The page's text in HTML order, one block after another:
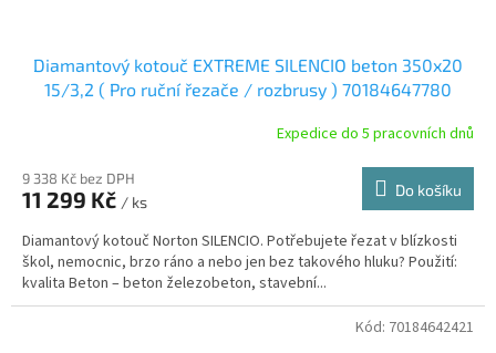
Diamantový kotouč EXTREME SILENCIO beton 350x20
15/3,2 ( Pro ruční řezače / rozbrusy ) 70184647780
Expedice do 5 pracovních dnů
9 338 Kč bez DPH
11 299 Kč / ks
Do košíku
Diamantový kotouč Norton SILENCIO. Potřebujete řezat v blízkosti
škol, nemocnic, brzo ráno a nebo jen bez takového hluku? Použití:
kvalita Beton – beton železobeton, stavební...
Kód: 70184642421